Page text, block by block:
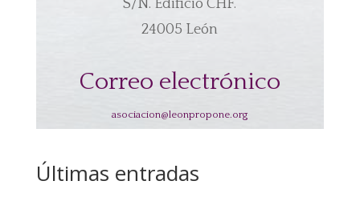
S/N. Edificio CHF.
24005 León
Correo electrónico
asociacion@leonpropone.org
Últimas entradas